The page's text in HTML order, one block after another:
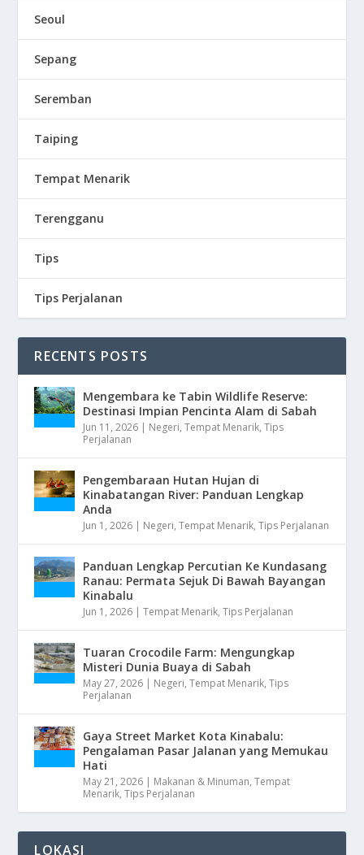
Seoul
Sepang
Seremban
Taiping
Tempat Menarik
Terengganu
Tips
Tips Perjalanan
RECENTS POSTS
Mengembara ke Tabin Wildlife Reserve:
Destinasi Impian Pencinta Alam di Sabah
Jun 11, 2026 | Negeri,Tempat Menarik,Tips
Perjalanan
Pengembaraan Hutan Hujan di
Kinabatangan River: Panduan Lengkap
Anda
Jun 1, 2026 | Negeri,Tempat Menarik,Tips Perjalanan
Panduan Lengkap Percutian Ke Kundasang
Ranau: Permata Sejuk Di Bawah Bayangan
Kinabalu
Jun 1, 2026 |Tempat Menarik,Tips Perjalanan
Tuaran Crocodile Farm: Mengungkap
Misteri Dunia Buaya di Sabah
May 27, 2026 | Negeri,Tempat Menarik,Tips
Perjalanan
Gaya Street Market Kota Kinabalu:
Pengalaman Pasar Jalanan yang Memukau
Hati
May 21, 2026 | Makanan & Minuman,Tempat
Menarik,Tips Perjalanan
LOKASI